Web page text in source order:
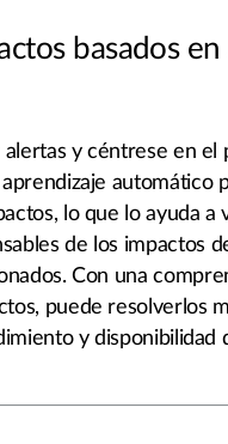
basados
alertas y céntrese en
automático
lo que lo ayuda a
de los impactos
Con una
puede resolverlos
y disponibilidad